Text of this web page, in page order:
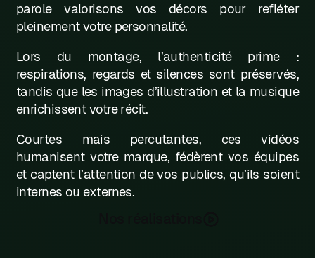
parole valorisons vos décors pour refléter
pleinement votre personnalité.
Lors du montage, l’authenticité prime :
respirations, regards et silences sont préservés,
tandis que les images d’illustration et la musique
enrichissent votre récit.
Courtes mais percutantes, ces vidéos
humanisent votre marque, fédèrent vos équipes
et captent l’attention de vos publics, qu’ils soient
internes ou externes.